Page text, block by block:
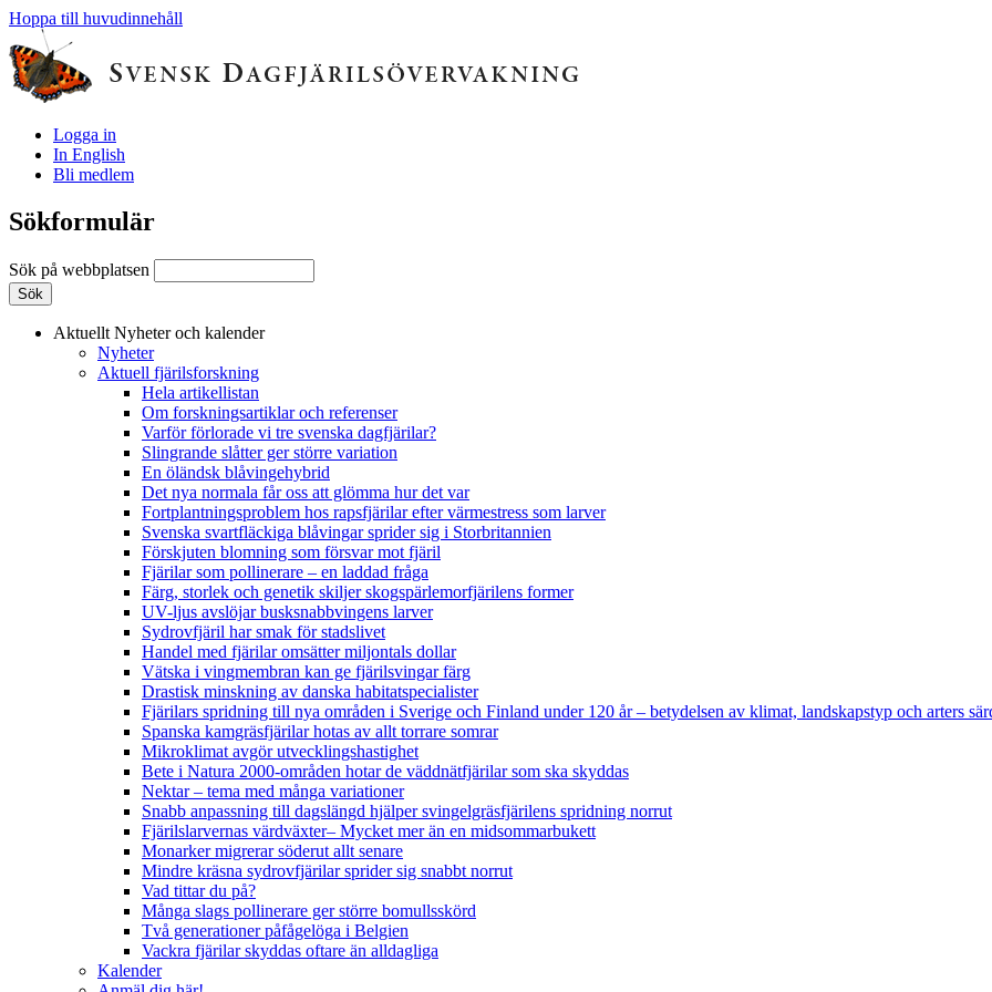
Hoppa till huvudinnehåll
Logga in
In English
Bli medlem
Sökformulär
Sök på webbplatsen
Aktuellt Nyheter och kalender
Nyheter
Aktuell fjärilsforskning
Hela artikellistan
Om forskningsartiklar och referenser
Varför förlorade vi tre svenska dagfjärilar?
Slingrande slåtter ger större variation
En öländsk blåvingehybrid
Det nya normala får oss att glömma hur det var
Fortplantningsproblem hos rapsfjärilar efter värmestress som larver
Svenska svartfläckiga blåvingar sprider sig i Storbritannien
Förskjuten blomning som försvar mot fjäril
Fjärilar som pollinerare – en laddad fråga
Färg, storlek och genetik skiljer skogspärlemorfjärilens former
UV-ljus avslöjar busksnabbvingens larver
Sydrovfjäril har smak för stadslivet
Handel med fjärilar omsätter miljontals dollar
Vätska i vingmembran kan ge fjärilsvingar färg
Drastisk minskning av danska habitatspecialister
Fjärilars spridning till nya områden i Sverige och Finland under 120 år– betydelsen av klimat, landskapstyp och arters
Spanska kamgräsfjärilar hotas av allt torrare somrar
Mikroklimat avgör utvecklingshastighet
Bete i Natura 2000-områden hotar de väddnätfjärilar som ska skyddas
Nektar – tema med många variationer
Snabb anpassning till dagslängd hjälper svingelgräsfjärilens spridning norrut
Fjärilslarvernas värdväxter– Mycket mer än en midsommarbukett
Monarker migrerar söderut allt senare
Mindre kräsna sydrovfjärilar sprider sig snabbt norrut
Vad tittar du på?
Många slags pollinerare ger större bomullsskörd
Två generationer påfågelöga i Belgien
Vackra fjärilar skyddas oftare än alldagliga
Kalender